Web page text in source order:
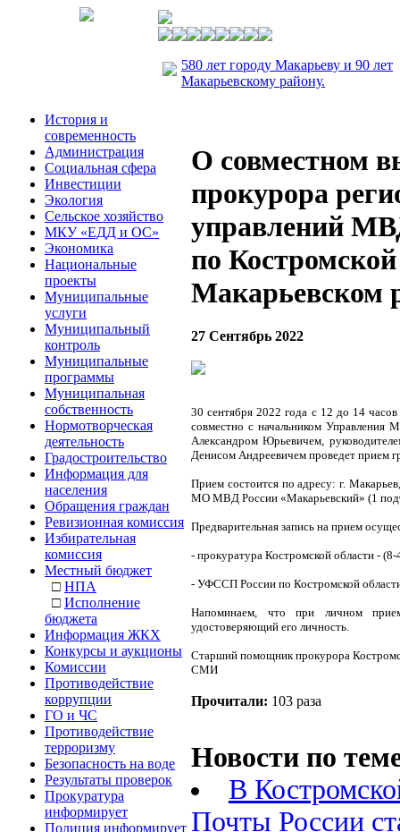
580 лет городу Макарьеву и 90 лет
Макарьевскому району.
История и
современность
Администрация
Социальная сфера
Инвестиции
Экология
Сельское хозяйство
МКУ «ЕДД и ОС»
Экономика
Национальные
проекты
Муниципальные
услуги
Муниципальный
контроль
Муниципальные
программы
Муниципальная
собственность
Нормотворческая
деятельность
Градостроительство
Информация для
населения
Обращения граждан
Ревизионная комиссия
Избирательная
комиссия
Местный бюджет
□ НПА
□ Исполнение
бюджета
Информация ЖКХ
Конкурсы и аукционы
Комиссии
Противодействие
коррупции
ГО и ЧС
Противодействие
терроризму
Безопасность на воде
Результаты проверок
Прокуратура
информирует
Полиция информирует
О совместном
прокурора
управлений
по
Макарьевском
27 Сентябрь 2022
30 сентября 2022 года с 12 до 14
совместно с начальником
Александром Юрьевичем,
Денисом Андреевичем проведет прием
Прием состоится по адресу: г.
МО МВД России «Макарьевский» (1
Предварительная запись на прием
- прокуратура Костромской области -
- УФССП России по Костромской
Напоминаем, что при личном
удостоверяющий его личность.
Старший помощник прокурора
Прочитали: 103 раза
Новости по
В
Почты России